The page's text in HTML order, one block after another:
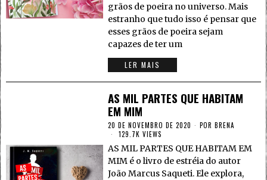
grãos de poeira no universo. Mais
estranho que tudo isso é pensar que
esses grãos de poeira sejam
capazes de ter um
LER MAIS
AS MIL PARTES QUE HABITAM
EM MIM
20 DE NOVEMBRO DE 2020 PORBRENA
129.7K VIEWS
AS MIL PARTES QUE HABITAM EM
MIM é o livro de estréia do autor
João Marcus Saqueti. Ele explora,